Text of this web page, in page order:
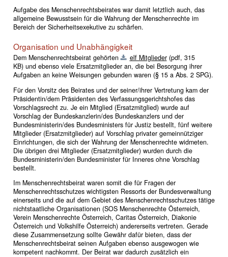
Aufgabe des Menschenrechtsbeirates war damit letztlich auch, das
allgemeine Bewusstsein für die Wahrung der Menschenrechte im
Bereich der Sicherheitsexekutive zu schärfen.
Organisation und Unabhängigkeit
Dem Menschenrechtsbeirat gehörten elf Mitglieder(pdf, 315
KB)und ebenso viele Ersatzmitglieder an, die bei Besorgung ihrer
Aufgaben an keine Weisungen gebunden waren (§ 15 a Abs. 2 SPG).
Für den Vorsitz des Beirates und der seiner/ihrer Vertretung kam der
Präsidentin/dem Präsidenten des Verfassungsgerichtshofes das
Vorschlagsrecht zu. Je ein Mitglied (Ersatzmitglied) wurde auf
Vorschlag der Bundeskanzlerin/des Bundeskanzlers und der
Bundesministerin/des Bundesministers für Justiz bestellt, fünf weitere
Mitglieder (Ersatzmitglieder) auf Vorschlag privater gemeinnütziger
Einrichtungen, die sich der Wahrung der Menschenrechte widmeten.
Die übrigen drei Mitglieder (Ersatzmitglieder) wurden durch die
Bundesministerin/den Bundesminister für Inneres ohne Vorschlag
bestellt.
Im Menschenrechtsbeirat waren somit die für Fragen der
Menschenrechtsschutzes wichtigsten Ressorts der Bundesverwaltung
einerseits und die auf dem Gebiet des Menschenrechtsschutzes tätige
nichtstaatliche Organisationen (SOS Menschenrechte Österreich,
Verein Menschenrechte Österreich, Caritas Österreich, Diakonie
Österreich und Volkshilfe Österreich) andererseits vertreten. Gerade
diese Zusammensetzung sollte Gewähr dafür bieten, dass der
Menschenrechtsbeirat seinen Aufgaben ebenso ausgewogen wie
kompetent nachkommt. Der Beirat war dadurch zusätzlich ein